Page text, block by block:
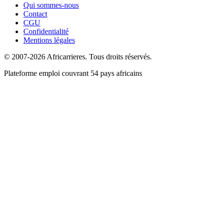
Qui sommes-nous
Contact
CGU
Confidentialité
Mentions légales
© 2007-2026 Africarrieres. Tous droits réservés.
Plateforme emploi couvrant 54 pays africains